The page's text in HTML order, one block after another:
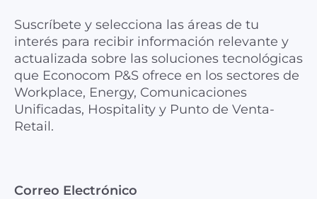
Suscríbete y selecciona las áreas de tu
interés para recibir información relevante y
actualizada sobre las soluciones tecnológicas
que Econocom P&S ofrece en los sectores de
Workplace, Energy, Comunicaciones
Unificadas, Hospitality y Punto de Venta-
Retail.
Correo Electrónico